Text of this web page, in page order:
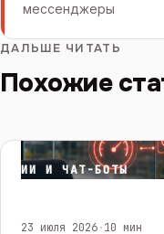
мессенджеры
ДАЛЬШЕ ЧИТАТЬ
Похожие
ИИ И ЧАТ-БОТЫ
23 июля 2026·10 мин